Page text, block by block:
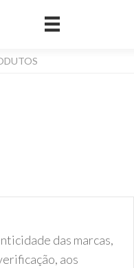
das marcas,
aos